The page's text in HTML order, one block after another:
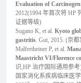
Evaluation of
2012(1994 年首次将 HP
证据等级)
Sugano K, et al. Kyoto
gastritis. Gut, 2015. (京
Malfertheiner P, et al.
Maastricht VI/Florence
识,HP 治疗国际通用参考
国家消化系疾病临床医